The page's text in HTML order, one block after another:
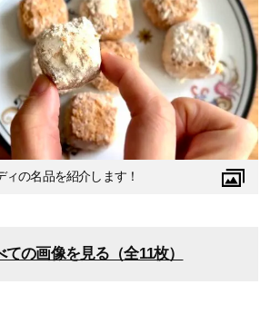
の名品を紹介します！
ての画像を見る（全11枚）